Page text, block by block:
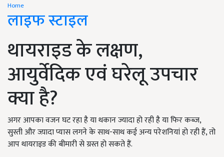
Home
लाइफ स्टाइल
थायराइड के लक्षण,
आयुर्वेदिक एवं घरेलू उपचार
क्या है?
अगर आपका वजन घट रहा है या थकान ज्यादा हो रही है या फिर कब्ज,
सुस्ती और ज्य़ादा प्यास लगने के साथ-साथ कई अन्य परेशनियां हो रही हैं, तो
आप थायराइड की बीमारी से ग्रस्त हो सकते हैं.